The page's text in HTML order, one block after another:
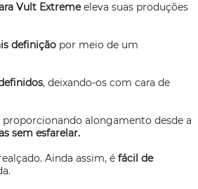
Vult Extremeeleva suas produções
definição por meio de um
, deixando-os com cara de
alongamento desde a
sem esfarelar.
Ainda assim, é fácil de